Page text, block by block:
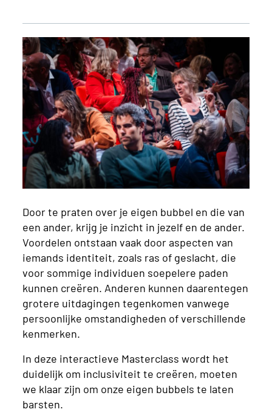
Door te praten over je eigen bubbel en die van
een ander, krijg je inzicht in jezelf en de ander.
Voordelen ontstaan vaak door aspecten van
iemands identiteit, zoals ras of geslacht, die
voor sommige individuen soepelere paden
kunnen creëren. Anderen kunnen daarentegen
grotere uitdagingen tegenkomen vanwege
persoonlijke omstandigheden of verschillende
kenmerken.
In deze interactieve Masterclass wordt het
duidelijk om inclusiviteit te creëren, moeten
we klaar zijn om onze eigen bubbels te laten
barsten.